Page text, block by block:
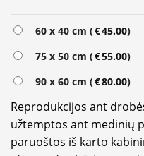
60 x 40 cm (€45.00)
75 x 50 cm (€55.00)
90 x 60 cm (€80.00)
Reprodukcijos ant
užtemptos ant medinių
paruoštos iš karto
Alternative: